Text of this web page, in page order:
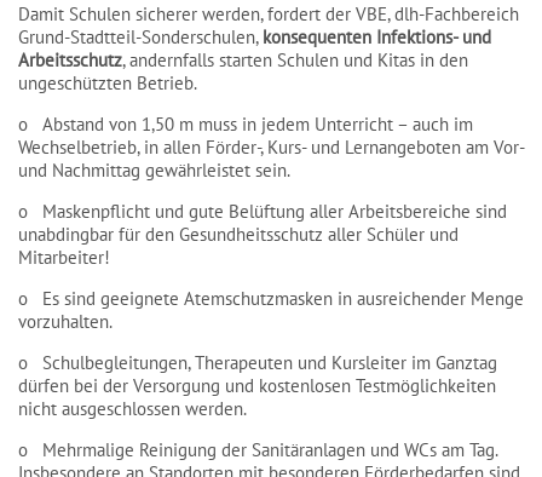
Damit Schulen sicherer werden, fordert der VBE, dlh-Fachbereich
Grund-Stadtteil-Sonderschulen, konsequenten Infektions- und
Arbeitsschutz, andernfalls starten Schulen und Kitas in den
ungeschützten Betrieb.
o Abstand von 1,50 m muss in jedem Unterricht – auch im
Wechselbetrieb, in allen Förder-, Kurs- und Lernangeboten am Vor-
und Nachmittag gewährleistet sein.
o Maskenpflicht und gute Belüftung aller Arbeitsbereiche sind
unabdingbar für den Gesundheitsschutz aller Schüler und
Mitarbeiter!
o Es sind geeignete Atemschutzmasken in ausreichender Menge
vorzuhalten.
o Schulbegleitungen, Therapeuten und Kursleiter im Ganztag
dürfen bei der Versorgung und kostenlosen Testmöglichkeiten
nicht ausgeschlossen werden.
o Mehrmalige Reinigung der Sanitäranlagen und WCs am Tag.